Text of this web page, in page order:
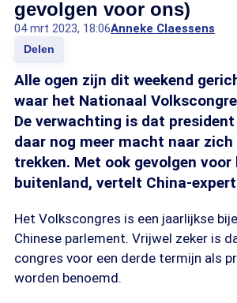
gevolgen voor ons)
04 mrt 2023, 18:06Anneke Claessens
Delen
Alle ogen zijn dit weekend
waar het Nationaal
De verwachting is dat
daar nog meer macht naar zich
trekken. Met ook gevolgen voor
buitenland, vertelt China-
Het Volkscongres is een jaarlijkse
Chinese parlement. Vrijwel zeker is
congres voor een derde termijn als
worden benoemd.